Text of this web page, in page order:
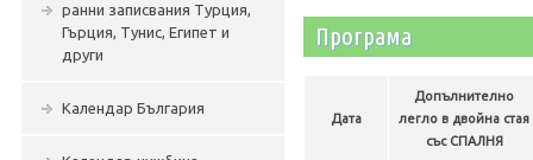
ранни записвания Турция,
Гърция, Тунис, Египет и
други
Календар България
Програма
Дата
Допълнително
легло в двойна стая
със СПАЛНЯ